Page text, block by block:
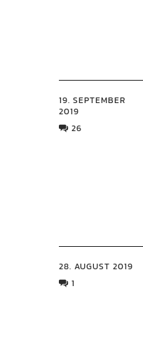
19. SEPTEMBER
2019
26
28. AUGUST 2019
1